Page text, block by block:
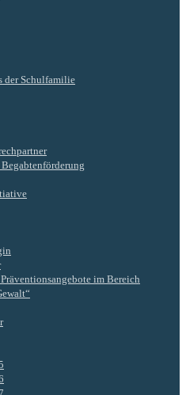
der Schulfamilie
im Bereich